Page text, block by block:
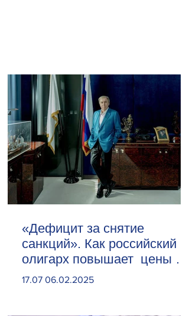
«Дефицит за снятие
санкций». Как российский
олигарх повышает цены на
сливочное масло
17.07 06.02.2025